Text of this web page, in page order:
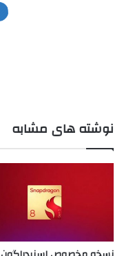
نوشته های مشابه